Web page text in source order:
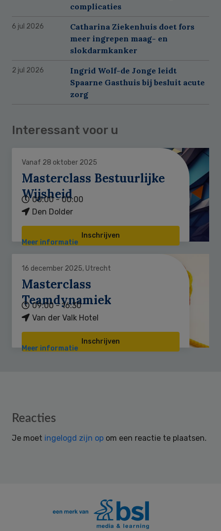
complicaties
6 jul 2026
Catharina Ziekenhuis doet fors
meer ingrepen maag- en
slokdarmkanker
2 jul 2026
Ingrid Wolf-de Jonge leidt
Spaarne Gasthuis bij besluit acute
zorg
Interessant voor u
Vanaf 28 oktober 2025
Masterclass Bestuurlijke
Wijsheid
00:00 - 00:00
Den Dolder
Inschrijven
Meer informatie
16 december 2025, Utrecht
Masterclass
Teamdynamiek
09:00 - 16:30
Van der Valk Hotel
Inschrijven
Meer informatie
Reader
Reacties
Je moet ingelogd zijn op om een reactie te plaatsen.